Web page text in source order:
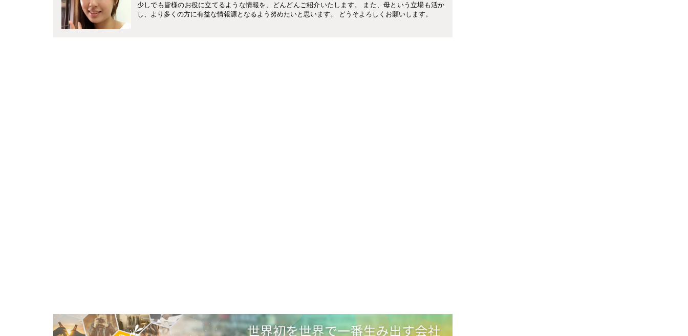
少しでも皆様のお役に立てるような情報を、どんどんご紹介いたします。 また、母という立場も活か
し、より多くの方に有益な情報源となるよう努めたいと思います。 どうそよろしくお願いします。